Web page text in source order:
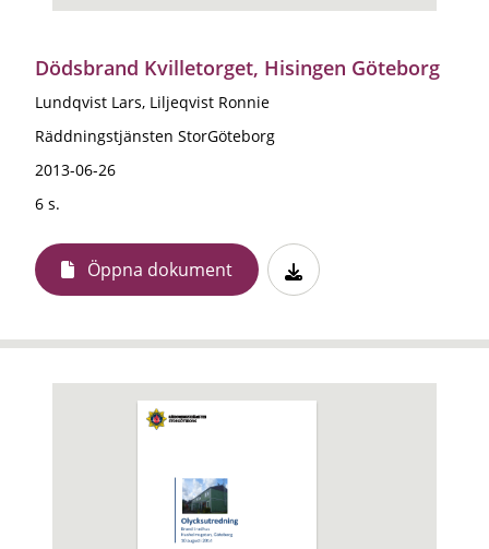
Dödsbrand Kvilletorget, Hisingen Göteborg
Lundqvist Lars, Liljeqvist Ronnie
Räddningstjänsten StorGöteborg
2013-06-26
6 s.
Öppna dokument